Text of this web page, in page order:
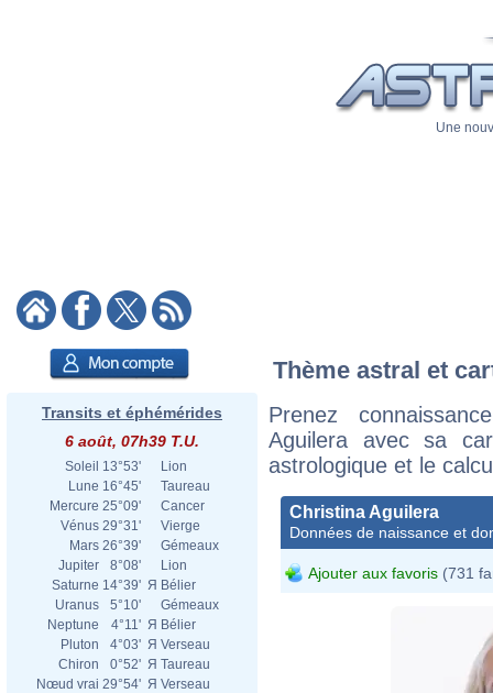
Une
Transits et éphémérides
6 août, 07h39 T.U.
Soleil 13°53'
Lion
Lune 16°45'
Taureau
Mercure 25°09'
Cancer
Vénus 29°31'
Vierge
Mars 26°39'
Gémeaux
Jupiter
8°08'
Lion
Saturne 14°39' Я Bélier
Uranus
5°10'
Gémeaux
Neptune
4°11' Я Bélier
Pluton
4°03' Я Verseau
Chiron
0°52' Я Taureau
Nœud vrai 29°54' Я Verseau
Thème astral et
Prenez
Aguilera avec sa
astrologique et le
Christina Aguilera
Données de naissance et
Ajouter aux favoris (731